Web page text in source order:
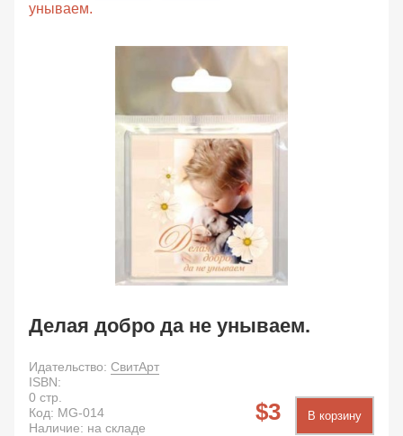
унываем.
Делая добро да не унываем.
Идательство: СвитАрт
3 В корзину
ISBN:
0 стр.
Код: MG-014
Наличие: на складе